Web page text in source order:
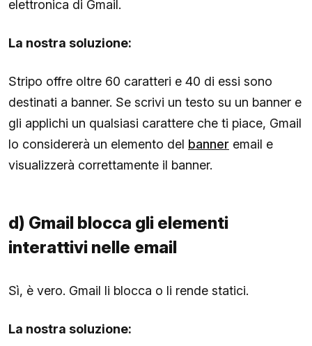
elettronica di Gmail.
La nostra soluzione:
Stripo offre oltre 60 caratteri e 40 di essi sono
destinati a banner. Se scrivi un testo su un banner e
gli applichi un qualsiasi carattere che ti piace, Gmail
lo considererà un elemento del banner email e
visualizzerà correttamente il banner.
d) Gmail blocca gli elementi
interattivi nelle email
Sì, è vero. Gmail li blocca o li rende statici.
La nostra soluzione: